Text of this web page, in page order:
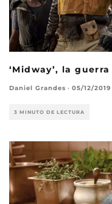
‘Midway’, la
Daniel Grandes · 05/12/2019
3 MINUTO DE LECTURA